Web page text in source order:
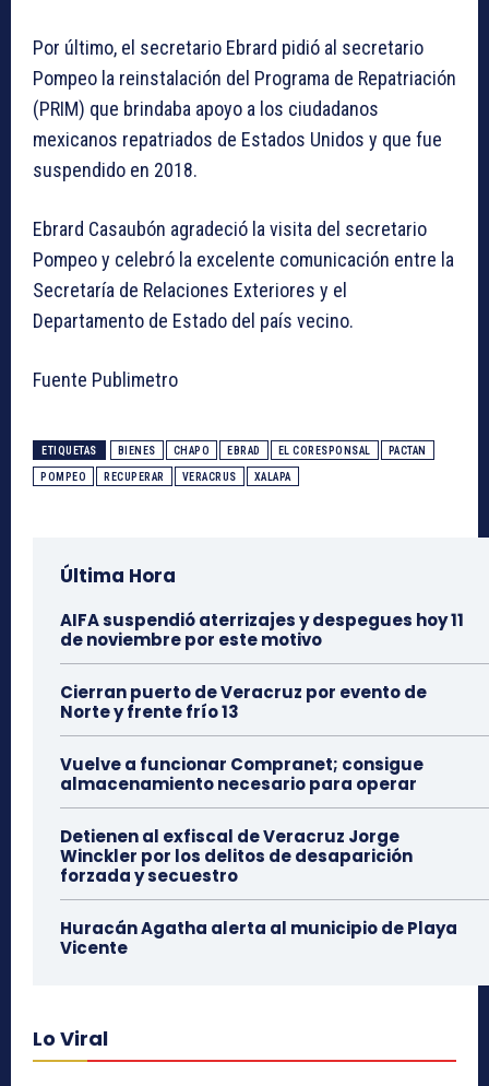
Por último, el secretario Ebrard pidió al secretario
Pompeo la reinstalación del Programa de Repatriación
(PRIM) que brindaba apoyo a los ciudadanos
mexicanos repatriados de Estados Unidos y que fue
suspendido en 2018.
Ebrard Casaubón agradeció la visita del secretario
Pompeo y celebró la excelente comunicación entre la
Secretaría de Relaciones Exteriores y el
Departamento de Estado del país vecino.
Fuente Publimetro
ETIQUETAS BIENES CHAPO EBRAD EL CORESPONSAL PACTAN
POMPEO RECUPERAR VERACRUS XALAPA
Última Hora
AIFA suspendió aterrizajes y despegues hoy 11
de noviembre por este motivo
Cierran puerto de Veracruz por evento de
Norte y frente frío 13
Vuelve a funcionar Compranet; consigue
almacenamiento necesario para operar
Detienen al exfiscal de Veracruz Jorge
Winckler por los delitos de desaparición
forzada y secuestro
Huracán Agatha alerta al municipio de Playa
Vicente
Lo Viral